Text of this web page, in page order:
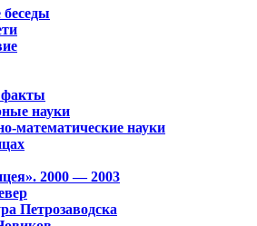
факты
науки
математические науки
2000 — 2003
Петрозаводска